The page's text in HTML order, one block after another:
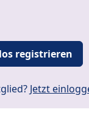
registrieren
Jetzt